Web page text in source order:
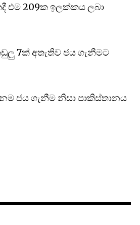
එම 209ක ඉලක්කය ලබා
7ක් අතැතිව ජය ගැනීමට
ජය ගැනීම නිසා පාකිස්තානය